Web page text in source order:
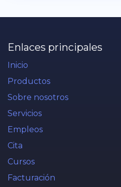
Enlaces principales
Inicio
Productos
Sobre nosotros
Servicios
Empleos
Cita
Cursos
Facturación